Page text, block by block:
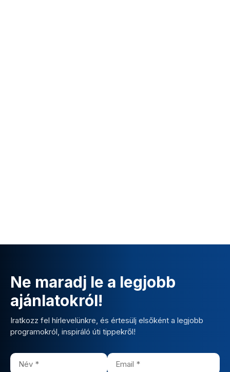
Ne maradj le a legjobb
ajánlatokról!
Iratkozz fel hírlevelünkre, és értesülj elsőként a legjobb
programokról, inspiráló úti tippekről!